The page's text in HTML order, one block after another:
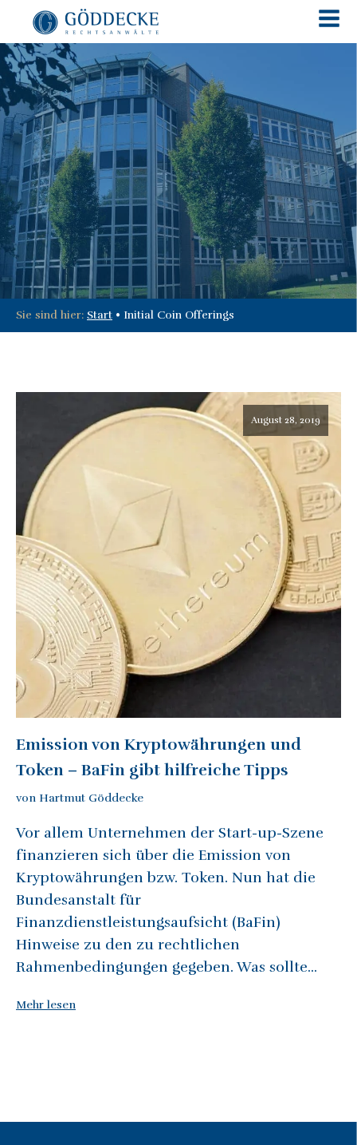
Sie sind hier: Start • Initial Coin Offerings
August 28, 2019
Emission von Kryptowährungen und
Token – BaFin gibt hilfreiche Tipps
von Hartmut Göddecke
Vor allem Unternehmen der Start-up-Szene
finanzieren sich über die Emission von
Kryptowährungen bzw. Token. Nun hat die
Bundesanstalt für
Finanzdienstleistungsaufsicht (BaFin)
Hinweise zu den zu rechtlichen
Rahmenbedingungen gegeben. Was sollte...
Mehr lesen